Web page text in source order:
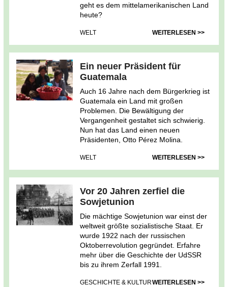
geht es dem mittelamerikanischen Land
heute?
WELT WEITERLESEN >>
Ein neuer Präsident für
Guatemala
Auch 16 Jahre nach dem Bürgerkrieg ist
Guatemala ein Land mit großen
Problemen. Die Bewältigung der
Vergangenheit gestaltet sich schwierig.
Nun hat das Land einen neuen
Präsidenten, Otto Pérez Molina.
WELT WEITERLESEN >>
Vor 20 Jahren zerfiel die
Sowjetunion
Die mächtige Sowjetunion war einst der
weltweit größte sozialistische Staat. Er
wurde 1922 nach der russischen
Oktoberrevolution gegründet. Erfahre
mehr über die Geschichte der UdSSR
bis zu ihrem Zerfall 1991.
GESCHICHTE & KULTURWEITERLESEN >>